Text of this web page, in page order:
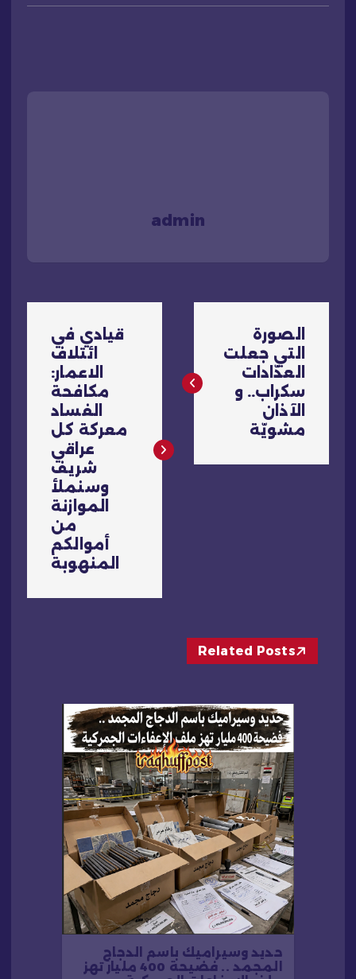
admin
ص
ا
ل
الصورة
التي جعلت
العدّادات
سكراب.. و
الآذان
مشويّة
قيادي في
ائتلاف
الاعمار:
مكافحة
الفساد
معركة كل
عراقي
شريف
وسنملأ
الموازنة
من
أموالكم
المنهوبة
Related Posts
حديد وسيراميك باسم الدجاج
المجمد .. فضيحة 400 مليار تهز